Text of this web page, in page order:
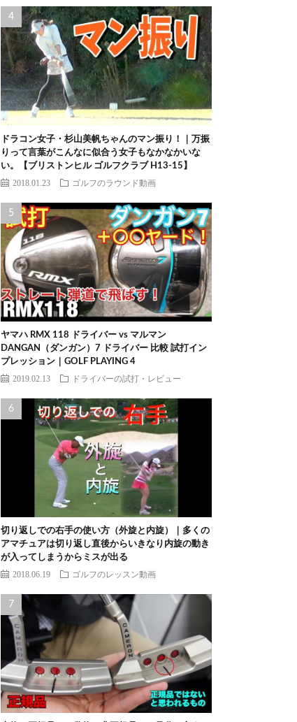
ドラコン女子・杉山美帆ちゃんのマン振り！｜万振
りって言葉がこんなに似合う女子もなかなかいな
い。【ブリストンヒル ゴルフクラブ H13-15】
2018.01.23 ゴルフのラウンド動画
ヤマハ RMX 118 ドライバー vs マルマン
DANGAN（ダンガン）7 ドライバー 比較 試打イン
プレッション｜GOLF PLAYING 4
2019.02.13 ドライバーの試打・レビュー
切り返しでの右手の使い方（外旋と内旋）｜多くの
アマチュアは切り返し直後からいきなり内旋の動き
が入ってしまうからミスが出る
2018.06.19 ゴルフのレッスン動画